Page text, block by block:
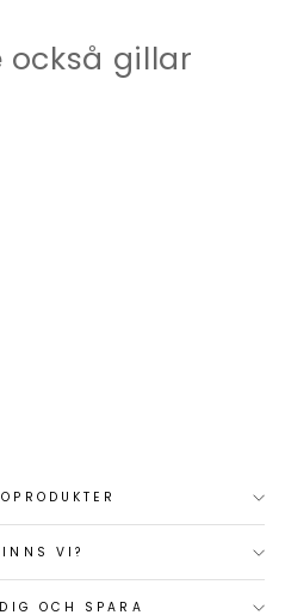
också gillar
VI?
OCH SPARA